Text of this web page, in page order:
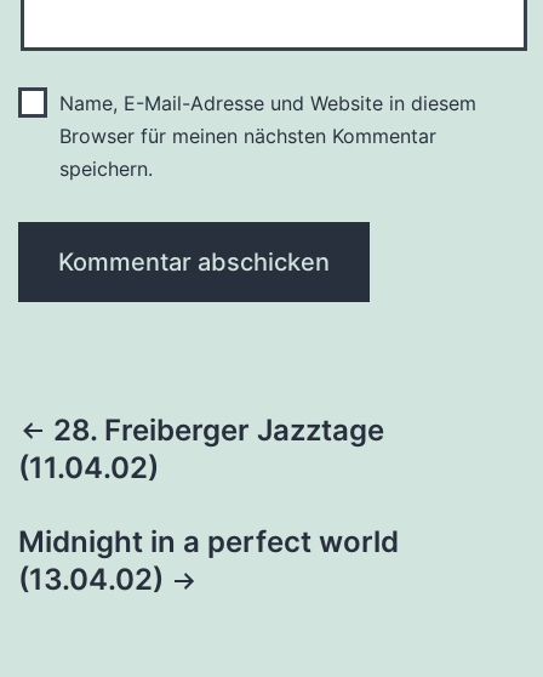
Name, E-Mail-Adresse und Website in diesem
Browser für meinen nächsten Kommentar
speichern.
Beitragsnavigation
28. Freiberger Jazztage
(11.04.02)
Midnight in a perfect world
(13.04.02)